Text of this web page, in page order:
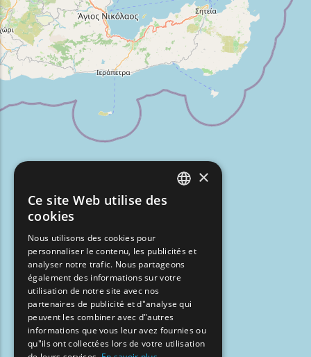
FRENCH
BULGARIAN
GERMAN
ROMANIAN
TURKISH
×
Ce site Web utilise des
cookies
Nous utilisons des cookies pour
personnaliser le contenu, les publicités et
analyser notre trafic. Nous partageons
également des informations sur votre
utilisation de notre site avec nos
partenaires de publicité et d"analyse qui
peuvent les combiner avec d"autres
informations que vous leur avez fournies ou
qu"ils ont collectées lors de votre utilisation